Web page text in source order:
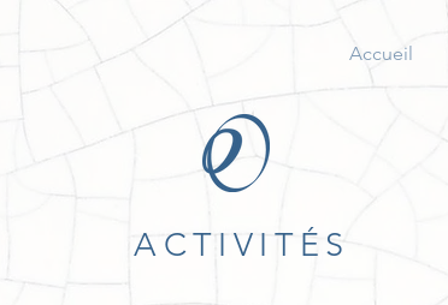
Accueil
ACTIVITÉS